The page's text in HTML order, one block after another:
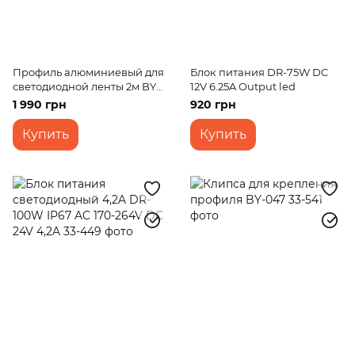
Профиль алюминиевый для
светодиодной ленты 2м BY-
050
1 990 грн
Купить
Блок питания DR-75W DC
12V 6.25A Output led
920 грн
Купить